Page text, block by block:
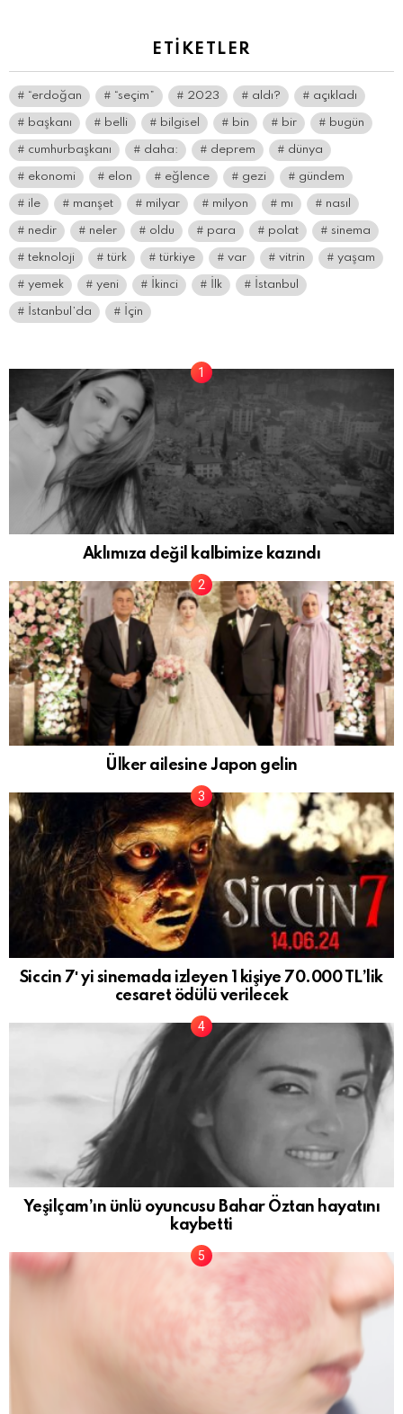
ETIKETLER
“erdoğan “seçim” 2023 aldı? açıkladı
başkanı belli bilgisel bin bir bugün
cumhurbaşkanı daha: deprem dünya
ekonomi elon eğlence gezi gündem
ile manşet milyar milyon mı nasıl
nedir neler oldu para polat sinema
teknoloji türk türkiye var vitrin yaşam
yemek yeni İkinci İlk İstanbul
İstanbul’da İçin
Aklımıza değil kalbimize kazındı
Ülker ailesine Japon gelin
Siccin 7′ yi sinemada izleyen 1 kişiye 70.000 TL’lik
cesaret ödülü verilecek
Yeşilçam’ın ünlü oyuncusu Bahar Öztan hayatını
kaybetti